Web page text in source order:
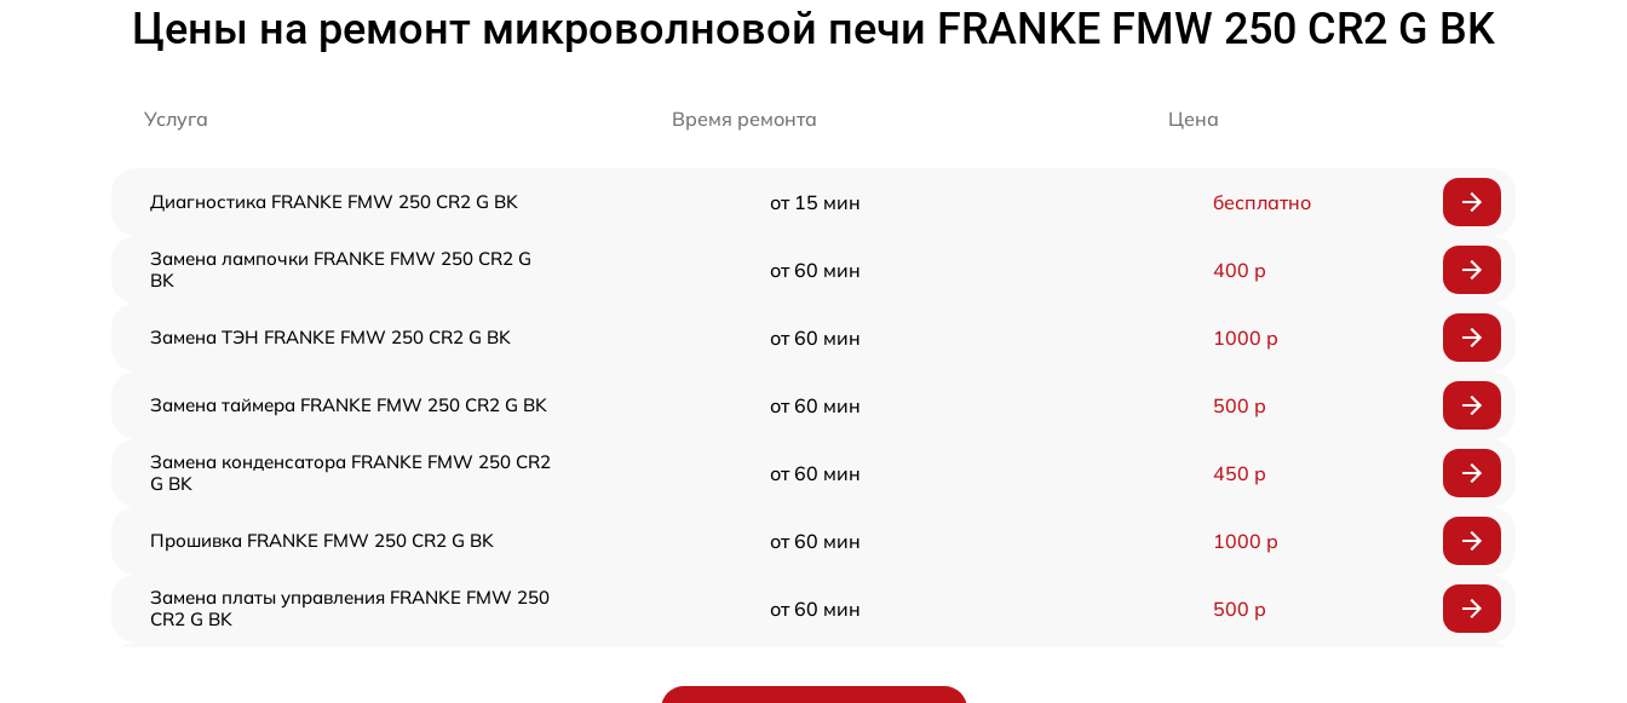
Цены на ремонт микроволновой печи FRANKE FMW 250 CR2 G BK
Услуга Время ремонта Цена
Диагностика FRANKE FMW 250 CR2 G BK от 15 мин бесплатно
Замена лампочки FRANKE FMW 250 CR2 G
BK
от 60 мин 400 р
Замена ТЭН FRANKE FMW 250 CR2 G BK от 60 мин 1000 р
Замена таймера FRANKE FMW 250 CR2 G BK от 60 мин 500 р
Замена конденсатора FRANKE FMW 250 CR2
G BK
от 60 мин 450 р
Прошивка FRANKE FMW 250 CR2 G BK от 60 мин 1000 р
Замена платы управления FRANKE FMW 250
CR2 G BK
от 60 мин 500 р